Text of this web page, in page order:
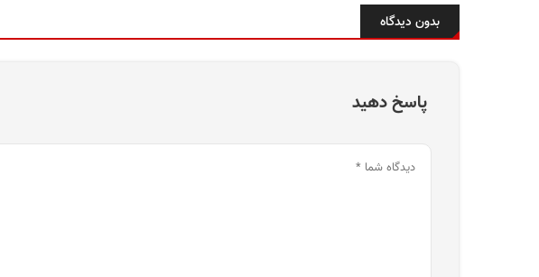
بدون دیدگاه
پاسخ دهید